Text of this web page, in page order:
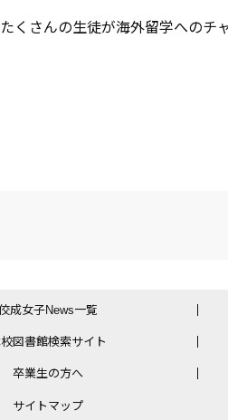
くさんの生徒が海外留学へのチ
成女子News一覧
図書館検索サイト
卒業生の方へ
サイトマップ